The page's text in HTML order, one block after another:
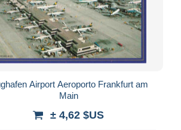
Airport Aeroporto Frankfurt am
Main
± 4,62 $US